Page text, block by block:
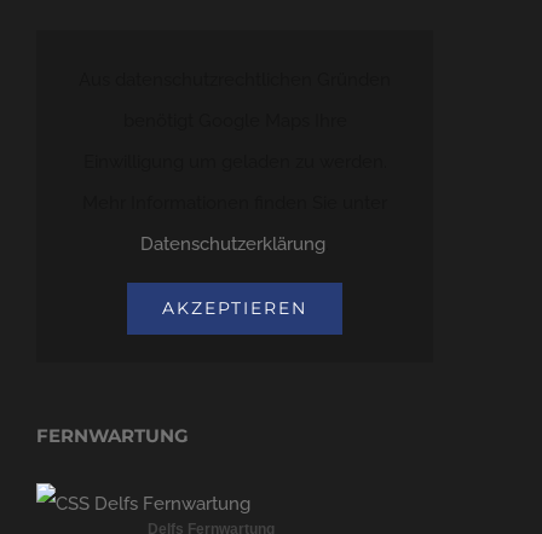
Datenschutzerklärung
AKZEPTIEREN
FERNWARTUNG
Delfs Fernwartung